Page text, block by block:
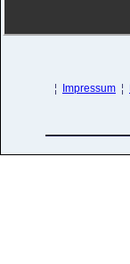
¦ Impressum ¦